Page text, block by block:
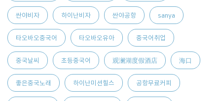
싼야비자 하이난비자 싼야공항 sanya
타오바오중국어 타오바오유아 중국어취업
중국날씨 초등중국어 观澜湖度假酒店 海口
좋은중국노래 하이난미션힐스 공항무료커피